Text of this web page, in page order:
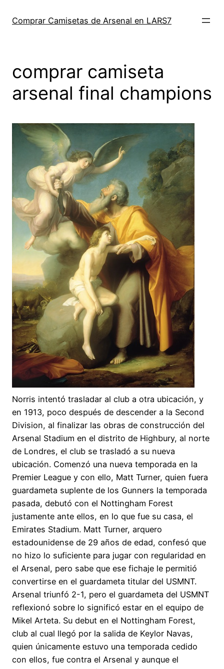
Comprar Camisetas de Arsenal en LARS7
comprar camiseta
arsenal final champions
Norris intentó trasladar al club a otra ubicación, y
en 1913, poco después de descender a la Second
Division, al finalizar las obras de construcción del
Arsenal Stadium en el distrito de Highbury, al norte
de Londres, el club se trasladó a su nueva
ubicación. Comenzó una nueva temporada en la
Premier League y con ello, Matt Turner, quien fuera
guardameta suplente de los Gunners la temporada
pasada, debutó con el Nottingham Forest
justamente ante ellos, en lo que fue su casa, el
Emirates Stadium. Matt Turner, arquero
estadounidense de 29 años de edad, confesó que
no hizo lo suficiente para jugar con regularidad en
el Arsenal, pero sabe que ese fichaje le permitió
convertirse en el guardameta titular del USMNT.
Arsenal triunfó 2-1, pero el guardameta del USMNT
reflexionó sobre lo significó estar en el equipo de
Mikel Arteta. Su debut en el Nottingham Forest,
club al cual llegó por la salida de Keylor Navas,
quien únicamente estuvo una temporada cedido
con ellos, fue contra el Arsenal y aunque el